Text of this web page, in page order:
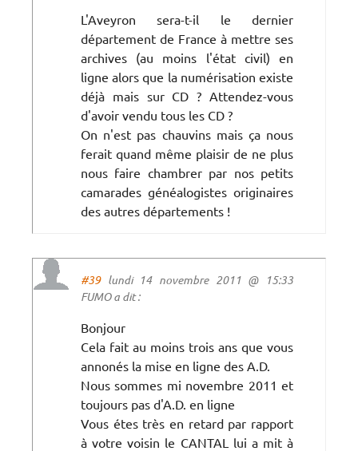
L'Aveyron sera-t-il le dernier
département de France à mettre ses
archives (au moins l'état civil) en
ligne alors que la numérisation existe
déjà mais sur CD ? Attendez-vous
d'avoir vendu tous les CD ?
On n'est pas chauvins mais ça nous
ferait quand même plaisir de ne plus
nous faire chambrer par nos petits
camarades généalogistes originaires
des autres départements !
#39lundi 14 novembre 2011 @ 15:33
FUMO a dit :
Bonjour
Cela fait au moins trois ans que vous
annonés la mise en ligne des A.D.
Nous sommes mi novembre 2011 et
toujours pas d'A.D. en ligne
Vous étes très en retard par rapport
à votre voisin le CANTAL lui a mit à